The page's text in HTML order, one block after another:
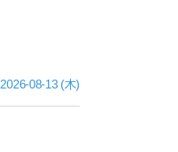
2026-08-13 (木)